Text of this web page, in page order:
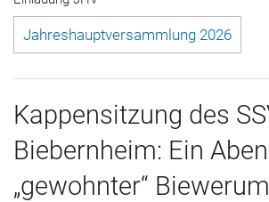
Jahreshauptversammlung 2026
Kappensitzung des
Biebernheim: Ein
„gewohnter“